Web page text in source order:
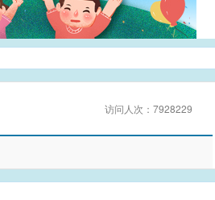
访问人次：7928229